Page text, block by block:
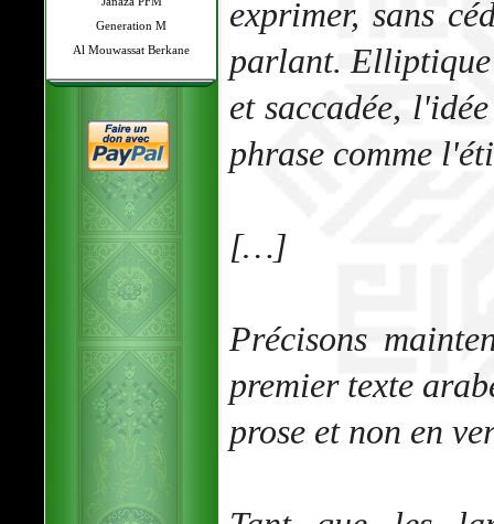
Generation M
Al Mouwassat Berkane
exprimer, sans
parlant. Elliptique
et saccadée,
phrase comme
[…]
Précisons
premier texte
prose et non en